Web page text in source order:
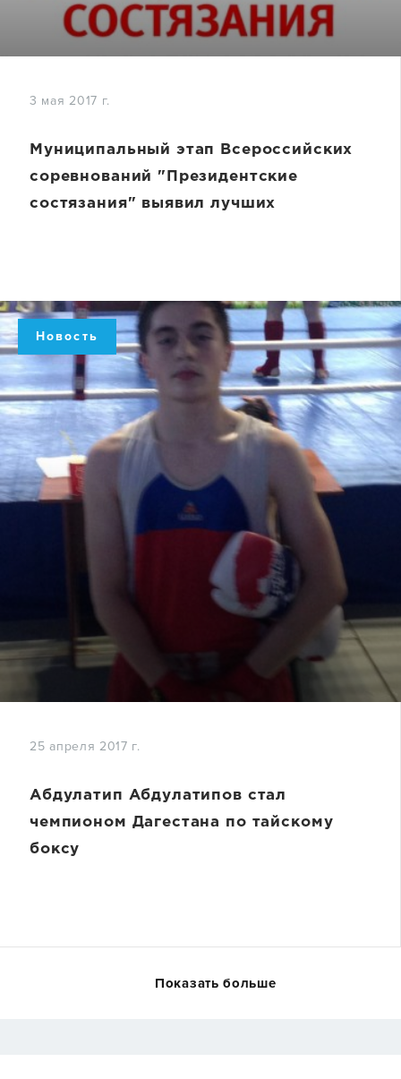
3 мая 2017 г.
Муниципальный этап Всероссийских
соревнований "Президентские
состязания" выявил лучших
Новость
25 апреля 2017 г.
Абдулатип Абдулатипов стал
чемпионом Дагестана по тайскому
боксу
Показать больше